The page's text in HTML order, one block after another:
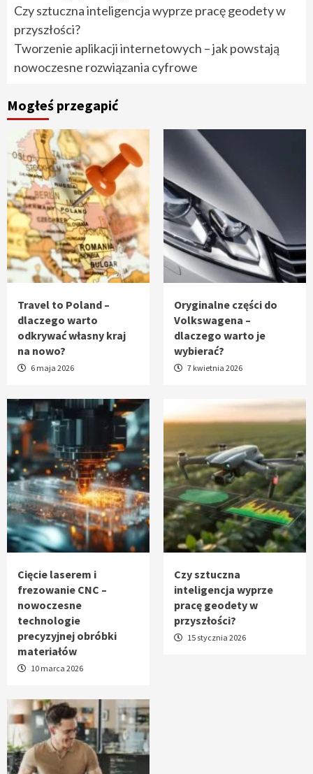
Czy sztuczna inteligencja wyprze pracę geodety w
przyszłości?
Tworzenie aplikacji internetowych – jak powstają
nowoczesne rozwiązania cyfrowe
Mogłeś przegapić
Travel to Poland –
dlaczego warto
odkrywać własny kraj
na nowo?
6 maja 2026
Oryginalne części do
Volkswagena –
dlaczego warto je
wybierać?
7 kwietnia 2026
Cięcie laserem i
frezowanie CNC –
nowoczesne
technologie
precyzyjnej obróbki
materiałów
10 marca 2026
Czy sztuczna
inteligencja wyprze
pracę geodety w
przyszłości?
15 stycznia 2026